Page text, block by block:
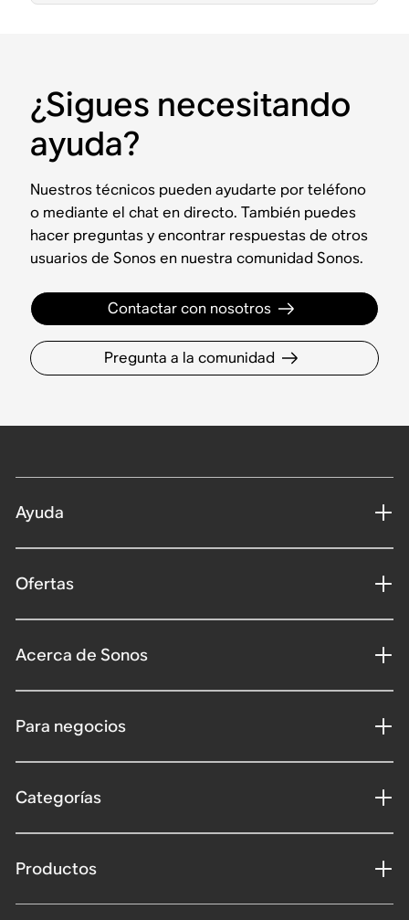
¿Sigues necesitando
ayuda?
Nuestros técnicos pueden ayudarte por teléfono
o mediante el chat en directo. También puedes
hacer preguntas y encontrar respuestas de otros
usuarios de Sonos en nuestra comunidad Sonos.
Contactar con nosotros
Pregunta a la comunidad
Ayuda
Ofertas
Acerca de Sonos
Para negocios
Categorías
Productos